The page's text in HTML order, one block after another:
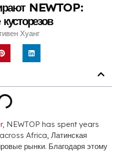
NEWTOP:
Хуанг
, NEWTOP has spent years
Africa, Латинская
рынки. Благодаря этому